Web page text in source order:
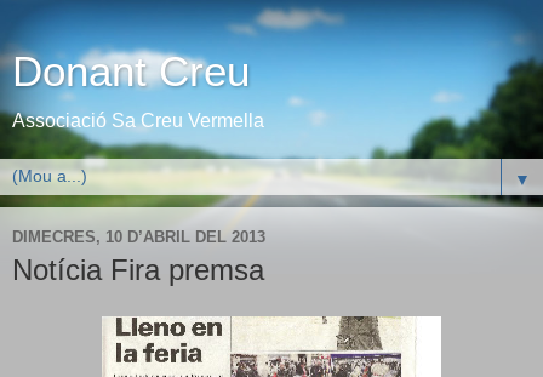
Donant Creu
Associació Sa Creu Vermella
▼
DIMECRES, 10 D’ABRIL DEL 2013
Notícia Fira premsa